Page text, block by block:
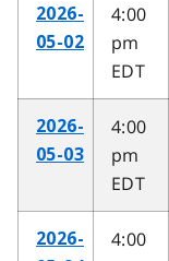
2026-
05-02
4:00
pm
EDT
2026-
05-03
4:00
pm
EDT
2026-
4:00